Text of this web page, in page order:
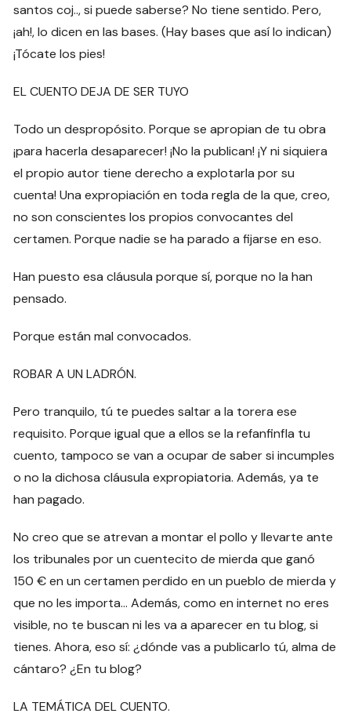
santos coj.., si puede saberse? No tiene sentido. Pero,
¡ah!, lo dicen en las bases. (Hay bases que así lo indican)
¡Tócate los pies!
EL CUENTO DEJA DE SER TUYO
Todo un despropósito. Porque se apropian de tu obra
¡para hacerla desaparecer! ¡No la publican! ¡Y ni siquiera
el propio autor tiene derecho a explotarla por su
cuenta! Una expropiación en toda regla de la que, creo,
no son conscientes los propios convocantes del
certamen. Porque nadie se ha parado a fijarse en eso.
Han puesto esa cláusula porque sí, porque no la han
pensado.
Porque están mal convocados.
ROBAR A UN LADRÓN.
Pero tranquilo, tú te puedes saltar a la torera ese
requisito. Porque igual que a ellos se la refanfinfla tu
cuento, tampoco se van a ocupar de saber si incumples
o no la dichosa cláusula expropiatoria. Además, ya te
han pagado.
No creo que se atrevan a montar el pollo y llevarte ante
los tribunales por un cuentecito de mierda que ganó
150 € en un certamen perdido en un pueblo de mierda y
que no les importa… Además, como en internet no eres
visible, no te buscan ni les va a aparecer en tu blog, si
tienes. Ahora, eso sí: ¿dónde vas a publicarlo tú, alma de
cántaro? ¿En tu blog?
LA TEMÁTICA DEL CUENTO.